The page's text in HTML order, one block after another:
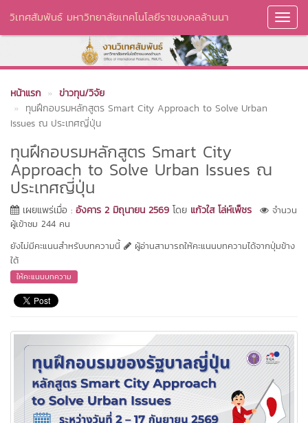
วิเทศสัมพันธ์ มหาวิทยาลัยเทคโนโลยีราชมงคลล้านนา
หน้าแรก
ข่าวทุน/วิจัย
ทุนฝึกอบรมหลักสูตร Smart City Approach to Solve Urban
Issues ณ ประเทศญี่ปุ่น
ทุนฝึกอบรมหลักสูตร Smart City
Approach to Solve Urban Issues ณ
ประเทศญี่ปุ่น
เผยแพร่เมื่อ : อังคาร 2 มิถุนายน 2569 โดย แก้วใส โล่ห์เพ็ชร
จำนวน
ผู้เข้าชม 244 คน
ยังไม่มีคะแนนสำหรับบทความนี้
ผู้อ่านสามารถให้คะแนนบทความได้จากปุ่มข้าง
ใต้
ให้คะแนนบทความ